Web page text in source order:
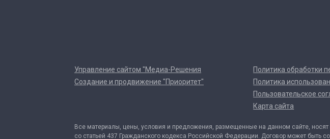
Управление сайтом "Медиа-Решения
Создание и продвижение "Приоритет"
Политика обработки
Политика
Пользовательское
Карта сайта
Все материалы, цены, условия и предложения, размещенные на данном сайте,
со статьей 437 Гражданского кодекса Российской Федерации. Договор может быть